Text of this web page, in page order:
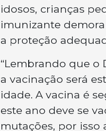
idosos, crianças
imunizante
a proteção
“Lembrando que o
a vacinação será
idade. A vacina é
este ano deve se
mutações, por isso